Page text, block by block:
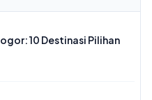
10 Destinasi Pilihan